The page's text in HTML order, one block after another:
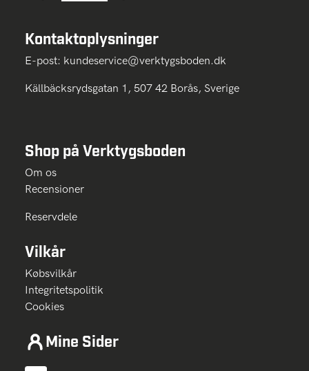
Kontaktoplysninger
E-post: kundeservice@verktygsboden.dk
Källbäcksrydsgatan 1, 507 42 Borås, Sverige
Shop på Verktygsboden
Om os
Recensioner
Reservdele
Vilkår
Købsvilkår
Integritetspolitik
Cookies
Mine Sider